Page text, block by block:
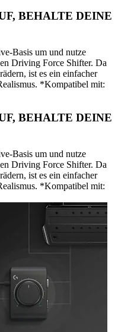
BEHALTE DEINE
Basis um und nutze
Driving Force Shifter. Da
ist es ein einfacher
*Kompatibel mit:
BEHALTE DEINE
Basis um und nutze
Driving Force Shifter. Da
ist es ein einfacher
*Kompatibel mit: